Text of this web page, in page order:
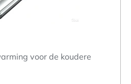
voor de koudere